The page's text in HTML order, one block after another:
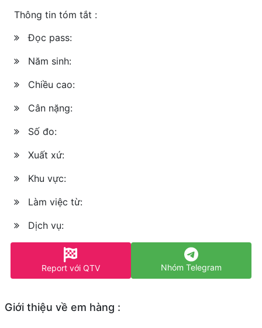
Thông tin tóm tắt :
Đọc pass:
Năm sinh:
Chiều cao:
Cân nặng:
Số đo:
Xuất xứ:
Khu vực:
Làm việc từ:
Dịch vụ:
Report với QTV Nhóm Telegram
Giới thiệu về em hàng :